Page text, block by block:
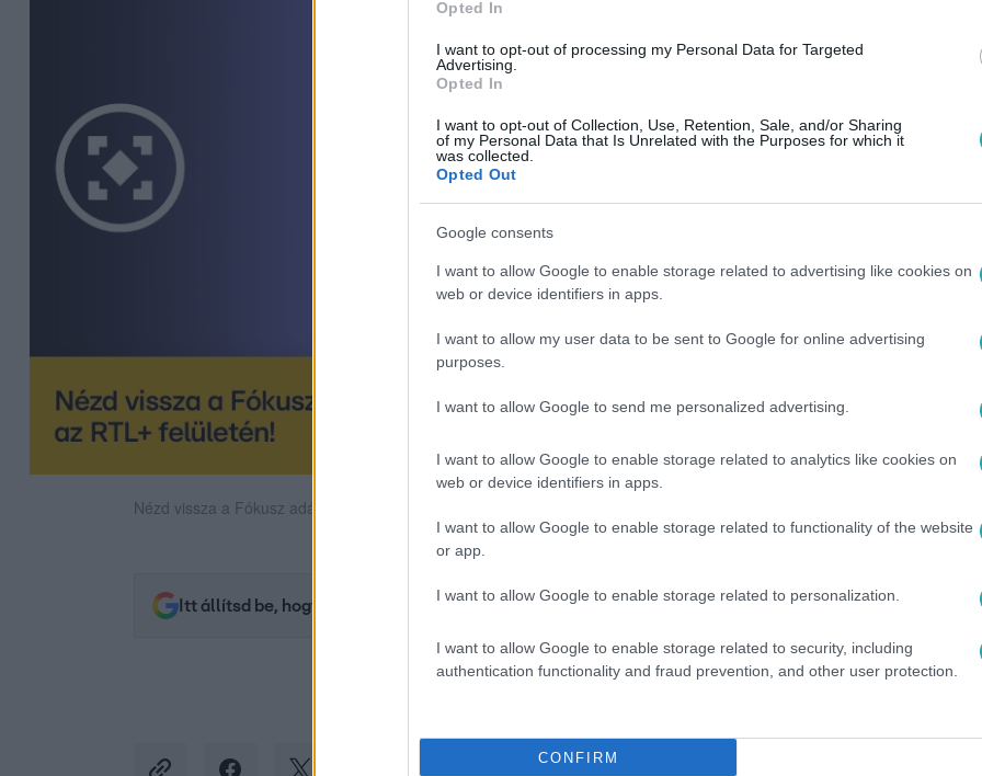
Opted In
I want to opt-out of processing my Personal Data for Targeted
Advertising.
Opted In
I want to opt-out of Collection, Use, Retention, Sale, and/or Sharing
of my Personal Data that Is Unrelated with the Purposes for which it
was collected.
Opted Out
Google consents
I want to allow Google to enable storage related to advertising like cookies on
web or device identifiers in apps.
I want to allow my user data to be sent to Google for online advertising
purposes.
I want to allow Google to send me personalized advertising.
I want to allow Google to enable storage related to analytics like cookies on
web or device identifiers in apps.
I want to allow Google to enable storage related to functionality of the website
or app.
I want to allow Google to enable storage related to personalization.
I want to allow Google to enable storage related to security, including
authentication functionality and fraud prevention, and other user protection.
CONFIRM
Nézd vissza a Fókusz adásait az RTL+-on!
Itt állítsd be, hogy az RTL.hu az elsők között legyen a Google-találatokban!